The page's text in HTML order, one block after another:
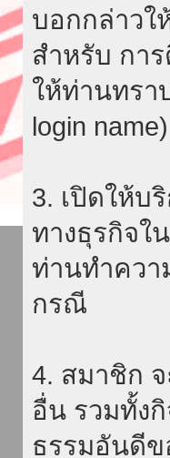
บอกกล่าวใ
สำหรับ กา
ให้ท่านทรา
login
3. เปิดให้บ
ทางธุรกิจใ
ท่านทำควา
กรณี
4. สมาชิก
อื่น รวมทั้ง
ธรรมอันดีข